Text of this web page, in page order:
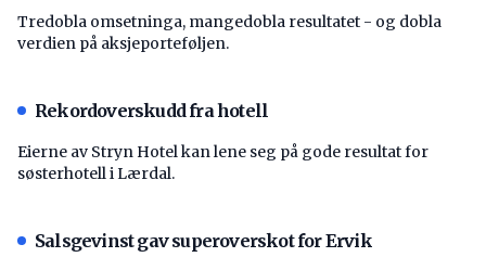
Tredobla omsetninga, mangedobla resultatet - og dobla
verdien på aksjeporteføljen.
Rekordoverskudd fra hotell
Eierne av Stryn Hotel kan lene seg på gode resultat for
søsterhotell i Lærdal.
Salsgevinst gav superoverskot for Ervik